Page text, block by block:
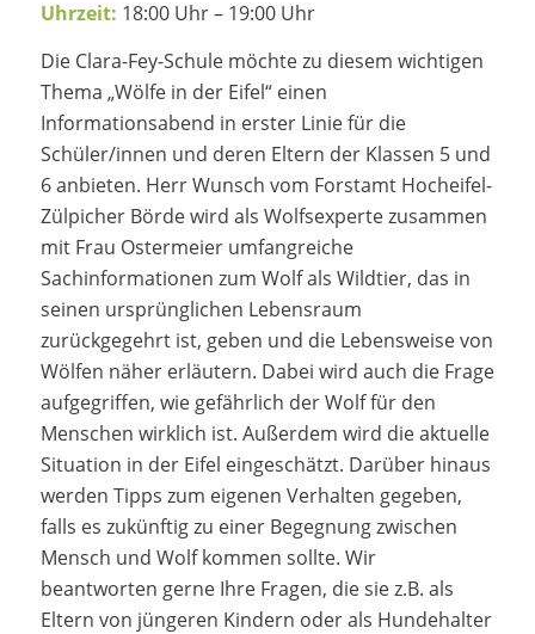
Uhrzeit: 18:00 Uhr – 19:00 Uhr
Die Clara-Fey-Schule möchte zu diesem wichtigen
Thema „Wölfe in der Eifel“ einen
Informationsabend in erster Linie für die
Schüler/innen und deren Eltern der Klassen 5 und
6 anbieten. Herr Wunsch vom Forstamt Hocheifel-
Zülpicher Börde wird als Wolfsexperte zusammen
mit Frau Ostermeier umfangreiche
Sachinformationen zum Wolf als Wildtier, das in
seinen ursprünglichen Lebensraum
zurückgegehrt ist, geben und die Lebensweise von
Wölfen näher erläutern. Dabei wird auch die Frage
aufgegriffen, wie gefährlich der Wolf für den
Menschen wirklich ist. Außerdem wird die aktuelle
Situation in der Eifel eingeschätzt. Darüber hinaus
werden Tipps zum eigenen Verhalten gegeben,
falls es zukünftig zu einer Begegnung zwischen
Mensch und Wolf kommen sollte. Wir
beantworten gerne Ihre Fragen, die sie z.B. als
Eltern von jüngeren Kindern oder als Hundehalter